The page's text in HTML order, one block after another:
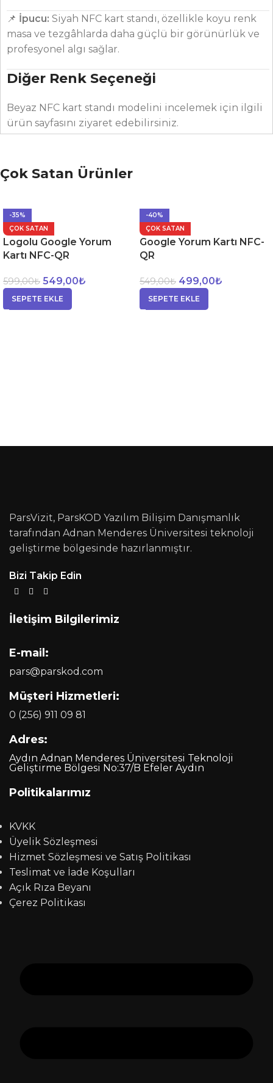
📌 İpucu: Siyah NFC kart standı, özellikle koyu renk
masa ve tezgâhlarda daha güçlü bir görünürlük ve
profesyonel algı sağlar.
Diğer Renk Seçeneği
Beyaz NFC kart standı modelini incelemek için ilgili
ürün sayfasını ziyaret edebilirsiniz.
Çok Satan Ürünler
-35%
ÇOK SATAN
Logolu Google Yorum
Kartı NFC-QR
599,00₺ 549,00₺
SEPETE EKLE
-40%
ÇOK SATAN
Google Yorum Kartı NFC-
QR
549,00₺ 499,00₺
SEPETE EKLE
ParsVizit, ParsKOD Yazılım Bilişim Danışmanlık
tarafından Adnan Menderes Üniversitesi teknoloji
geliştirme bölgesinde hazırlanmıştır.
Bizi Takip Edin
İletişim Bilgilerimiz
E-mail:
pars@parskod.com
Müşteri Hizmetleri:
0 (256) 911 09 81
Adres:
Aydın Adnan Menderes Üniversitesi Teknoloji
Geliştirme Bölgesi No:37/B Efeler Aydın
Politikalarımız
KVKK
Üyelik Sözleşmesi
Hizmet Sözleşmesi ve Satış Politikası
Teslimat ve İade Koşulları
Açık Rıza Beyanı
Çerez Politikası